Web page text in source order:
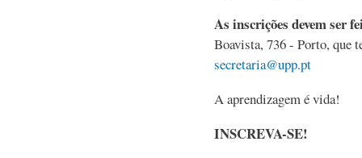
As inscrições devem ser
Boavista, 736 - Porto, que
secretaria@upp.pt
A aprendizagem é vida!
INSCREVA-SE!